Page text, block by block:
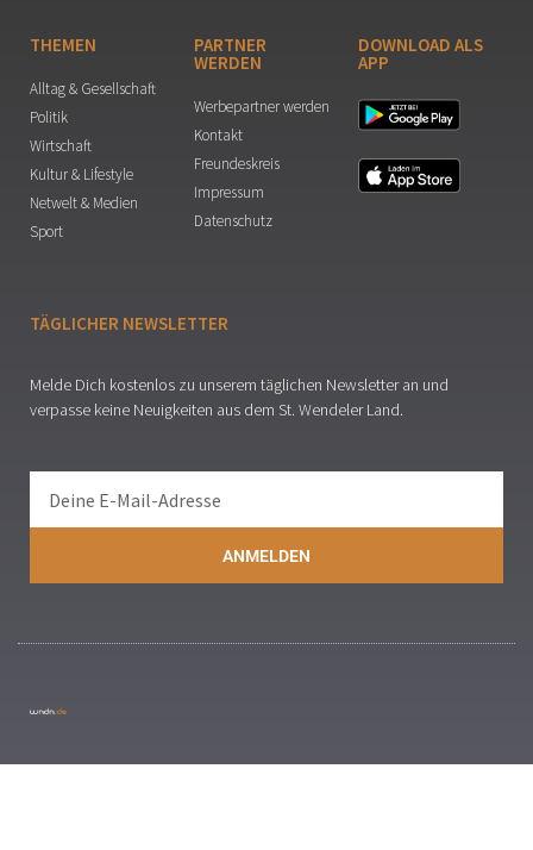
THEMEN
Alltag & Gesellschaft
Politik
Wirtschaft
Kultur & Lifestyle
Netwelt & Medien
Sport
PARTNER
WERDEN
Werbepartner werden
Kontakt
Freundeskreis
Impressum
Datenschutz
DOWNLOAD ALS
APP
TÄGLICHER NEWSLETTER
Melde Dich kostenlos zu unserem täglichen Newsletter an und
verpasse keine Neuigkeiten aus dem St. Wendeler Land.
ANMELDEN